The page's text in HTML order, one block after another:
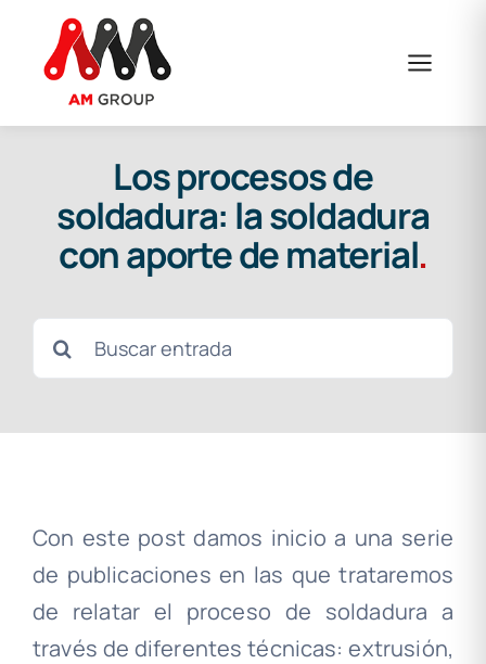
contenido
Los procesos de
soldadura: la soldadura
con aporte de material.
Buscar:
Con este post damos inicio a una serie
de publicaciones en las que trataremos
de relatar el proceso de soldadura a
través de diferentes técnicas: extrusión,